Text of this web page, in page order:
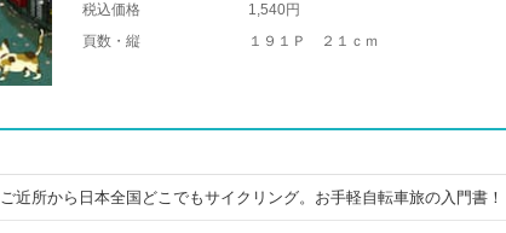
税込価格
1,540円
頁数・縦
１９１Ｐ ２１ｃｍ
ご近所から日本全国どこでもサイクリング。お手軽自転車旅の入門書！